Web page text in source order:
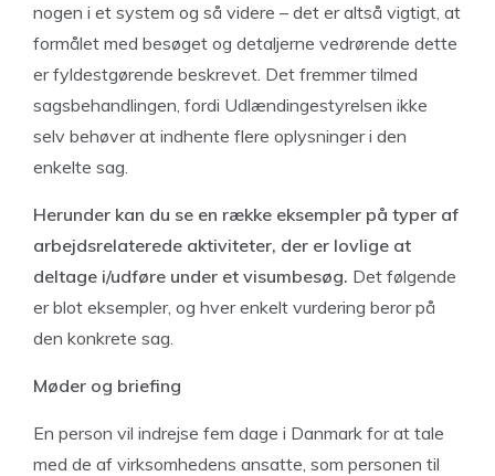
nogen i et system og så videre – det er altså vigtigt, at
formålet med besøget og detaljerne vedrørende dette
er fyldestgørende beskrevet. Det fremmer tilmed
sagsbehandlingen, fordi Udlændingestyrelsen ikke
selv behøver at indhente flere oplysninger i den
enkelte sag.
Herunder kan du se en række eksempler på typer af
arbejdsrelaterede aktiviteter, der er lovlige at
deltage i/udføre under et visumbesøg. Det følgende
er blot eksempler, og hver enkelt vurdering beror på
den konkrete sag.
Møder og briefing
En person vil indrejse fem dage i Danmark for at tale
med de af virksomhedens ansatte, som personen til